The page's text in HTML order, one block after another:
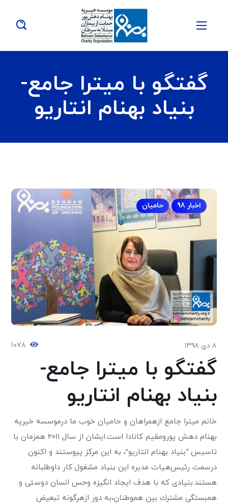
گفتگو با میترا جامع-
بنیاد بهنام انتاریو
اخبار 98 حامیان
۸ دی ۱۳۹۸ ۱۰۷۸
گفتگو با میترا جامع-
بنیاد بهنام انتاریو
خانم میترا‌ جامع از‌همراهان و حامیان خوب ما درموسسه خیریه
بهنام دهش پور‌و‌مقیم کانادا است.ایشان از سال ۲۰۱۱ همزمان با
تاسیس “بنیاد بهنام انتاریو”،‌ به این مرکز پیوستند و اکنون
در‌سمت رئیس‌هیات‌ مدیره این بنیاد مشغول کار داوطلبانه
هستند.بنیادی که با هدف ايجاد انگيزه و‌حس انسان ‌دوستى و
همبستگى مشترك بين هموطنان،‌به دور از‌هرگونه تبعیض